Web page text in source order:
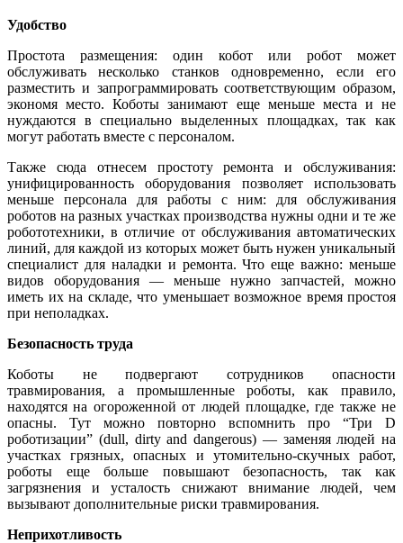
Удобство
Простота размещения: один кобот или робот может
обслуживать несколько станков одновременно, если его
разместить и запрограммировать соответствующим образом,
экономя место. Коботы занимают еще меньше места и не
нуждаются в специально выделенных площадках, так как
могут работать вместе с персоналом.
Также сюда отнесем простоту ремонта и обслуживания:
унифицированность оборудования позволяет использовать
меньше персонала для работы с ним: для обслуживания
роботов на разных участках производства нужны одни и те же
робототехники, в отличие от обслуживания автоматических
линий, для каждой из которых может быть нужен уникальный
специалист для наладки и ремонта. Что еще важно: меньше
видов оборудования — меньше нужно запчастей, можно
иметь их на складе, что уменьшает возможное время простоя
при неполадках.
Безопасность труда
Коботы не подвергают сотрудников опасности
травмирования, а промышленные роботы, как правило,
находятся на огороженной от людей площадке, где также не
опасны. Тут можно повторно вспомнить про “Три D
роботизации” (dull, dirty and dangerous) — заменяя людей на
участках грязных, опасных и утомительно-скучных работ,
роботы еще больше повышают безопасность, так как
загрязнения и усталость снижают внимание людей, чем
вызывают дополнительные риски травмирования.
Неприхотливость